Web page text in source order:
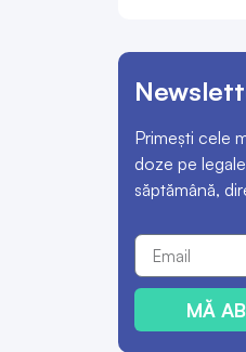
Primești cele
doze pe
săptămână,
MĂ